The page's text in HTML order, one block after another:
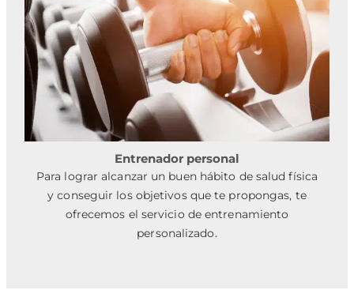
Entrenador personal
Para lograr alcanzar un buen hábito de salud física
y conseguir los objetivos que te propongas, te
ofrecemos el servicio de entrenamiento
personalizado.